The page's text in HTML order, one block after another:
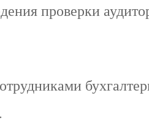
проверки